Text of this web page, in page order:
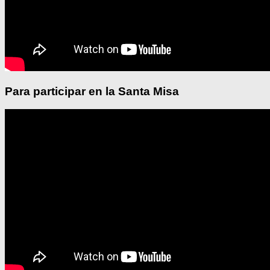
Para participar en la Santa Misa